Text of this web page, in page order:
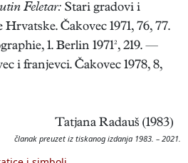
Feletar: Stari gradovi i
Čakovec 1971, 76, 77.
1. Berlin 1971², 219. —
i franjevci. Čakovec 1978, 8,
Tatjana Radauš (1983)
članak preuzet iz tiskanog izdanja 1983. – 2021.